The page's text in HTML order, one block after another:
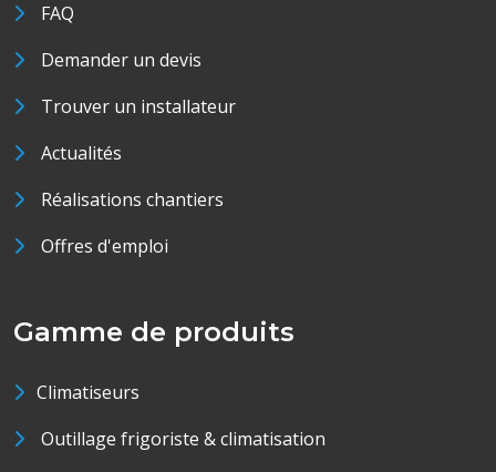
FAQ
Demander un devis
Trouver un installateur
Actualités
Réalisations chantiers
Offres d'emploi
Gamme de produits
Climatiseurs
Outillage frigoriste & climatisation